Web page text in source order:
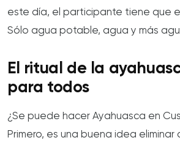
este día, el participante tiene que
Sólo agua potable, agua y más
El ritual de la
para todos
¿Se puede hacer Ayahuasca en
Primero, es una buena idea eliminar